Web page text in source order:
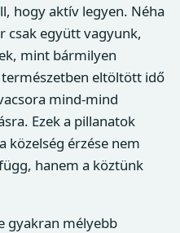
hogy aktív legyen. Néha
csak együtt vagyunk,
mint bármilyen
eltöltött idő
mind-mind
Ezek a pillanatok
közelség érzése nem
hanem a köztünk
gyakran mélyebb